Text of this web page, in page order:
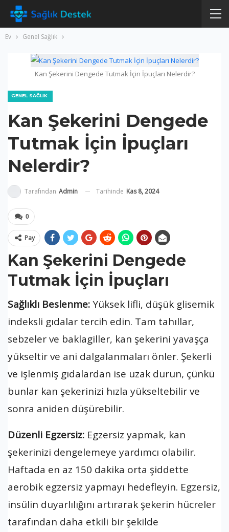
Ev Genel Sağlık
Kan Şekerini Dengede Tutmak İçin İpuçları Nelerdir?
GENEL SAĞLIK
Kan Şekerini Dengede
Tutmak İçin İpuçları
Nelerdir?
Tarafından Admin Tarihinde Kas 8, 2024
0
Pay
Kan Şekerini Dengede
Tutmak İçin İpuçları
Sağlıklı Beslenme:Yüksek lifli, düşük glisemik
indeksli gıdalar tercih edin. Tam tahıllar,
sebzeler ve baklagiller, kan şekerini yavaşça
yükseltir ve ani dalgalanmaları önler. Şekerli
ve işlenmiş gıdalardan ise uzak durun, çünkü
bunlar kan şekerinizi hızla yükseltebilir ve
sonra aniden düşürebilir.
Düzenli Egzersiz: Egzersiz yapmak, kan
şekerinizi dengelemeye yardımcı olabilir.
Haftada en az 150 dakika orta şiddette
aerobik egzersiz yapmayı hedefleyin. Egzersiz,
insülin duyarlılığını artırarak şekerin hücreler
tarafından daha etkili bir şekilde